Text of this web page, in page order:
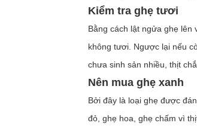
Kiểm tra ghẹ tươi
Bằng cách lật ngửa ghẹ lên
không tươi. Ngược lại nếu
chưa sinh sản nhiều, thịt
Nên mua ghẹ xanh
Bởi đây là loại ghẹ được
đỏ, ghẹ hoa, ghẹ chấm vì